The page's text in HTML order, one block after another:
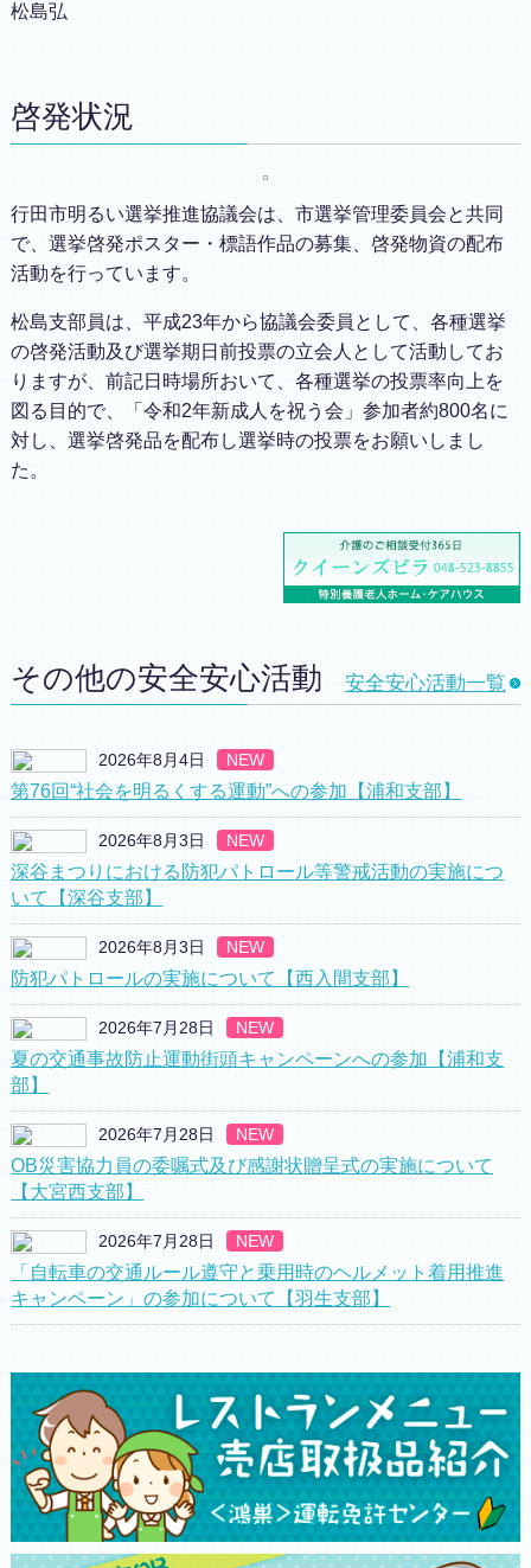
松島弘
啓発状況
行田市明るい選挙推進協議会は、市選挙管理委員会と共同
で、選挙啓発ポスター・標語作品の募集、啓発物資の配布
活動を行っています。
松島支部員は、平成23年から協議会委員として、各種選挙
の啓発活動及び選挙期日前投票の立会人として活動してお
りますが、前記日時場所おいて、各種選挙の投票率向上を
図る目的で、「令和2年新成人を祝う会」参加者約800名に
対し、選挙啓発品を配布し選挙時の投票をお願いしまし
た。
その他の安全安心活動 安全安心活動一覧
2026年8月4日 NEW
第76回“社会を明るくする運動”への参加【浦和支部】
2026年8月3日 NEW
深谷まつりにおける防犯パトロール等警戒活動の実施につ
いて【深谷支部】
2026年8月3日 NEW
防犯パトロールの実施について【西入間支部】
2026年7月28日 NEW
夏の交通事故防止運動街頭キャンペーンへの参加【浦和支
部】
2026年7月28日 NEW
OB災害協力員の委嘱式及び感謝状贈呈式の実施について
【大宮西支部】
2026年7月28日 NEW
「自転車の交通ルール遵守と乗用時のヘルメット着用推進
キャンペーン」の参加について【羽生支部】